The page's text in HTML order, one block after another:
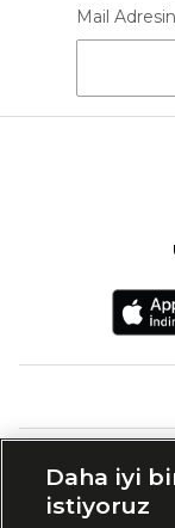
Mail Adresin
Daha iyi
istiyoruz